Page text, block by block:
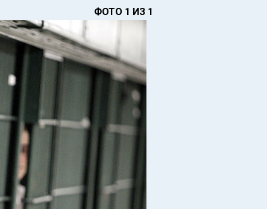
ФОТО 1 ИЗ 1